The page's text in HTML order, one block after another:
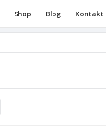
Shop Blog Kontakt